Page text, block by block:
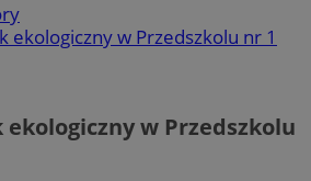
ekologiczny w Przedszkolu nr 1
w Przedszkolu